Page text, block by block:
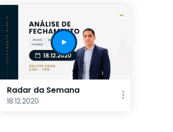
Radar da Semana
18.12.2020